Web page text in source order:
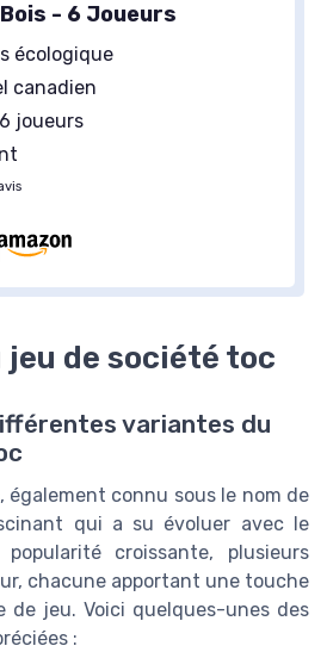
- 6 Joueurs
écologique
canadien
joueurs
de société toc
variantes du
également connu sous le nom de
qui a su évoluer avec le
croissante, plusieurs
chacune apportant une touche
de jeu. Voici quelques-unes des
: